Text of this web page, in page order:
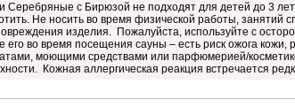
Серебряные с Бирюзой не подходят для детей до 3
Не носить во время физической работы, занятий
изделия. Пожалуйста, используйте с
его во время посещения сауны – есть риск ожога кожи,
моющими средствами или парфюмерией/
Кожная аллергическая реакция встречается